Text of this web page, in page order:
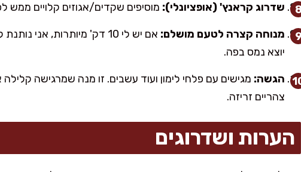
שדרוג קראנץ' (אופציונלי): מוסיפים שקדים/אגוזים קלויים
מנוחה קצרה לטעם מושלם:
אם יש לי 10 דק' מיותרות,
יוצא נמס בפה.
הגשה: מגישים עם פלחי לימון ועוד עשבים. זו מנה שמרגישה
צהריים זריזה.
הערות ושדרוגים